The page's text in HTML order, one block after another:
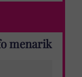
menarik